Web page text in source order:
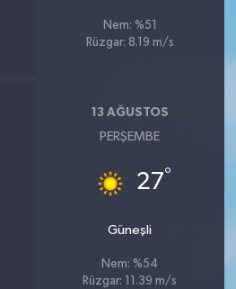
Nem: %51
Rüzgar: 8.19 m/s
13 AĞUSTOS
PERŞEMBE
27°
Güneşli
Nem: %54
Rüzgar: 11.39 m/s